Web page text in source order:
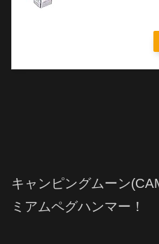
キャンピングムーン
ミアムペグハンマー！